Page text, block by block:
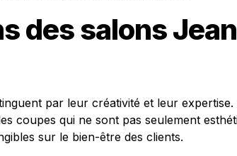
des salons
par leur créativité et leur expertise.
coupes qui ne sont pas seulement
sur le bien-être des clients.